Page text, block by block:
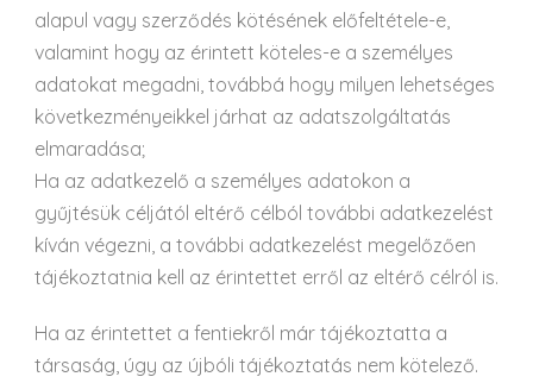
alapul vagy szerződés kötésének előfeltétele-e,
valamint hogy az érintett köteles-e a személyes
adatokat megadni, továbbá hogy milyen lehetséges
következményeikkel járhat az adatszolgáltatás
elmaradása;
Ha az adatkezelő a személyes adatokon a
gyűjtésük céljától eltérő célból további adatkezelést
kíván végezni, a további adatkezelést megelőzően
tájékoztatnia kell az érintettet erről az eltérő célról is.
Ha az érintettet a fentiekről már tájékoztatta a
társaság, úgy az újbóli tájékoztatás nem kötelező.